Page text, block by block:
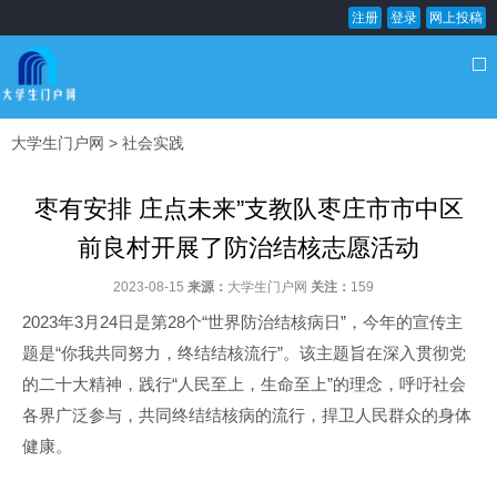
注册 登录 网上投稿
大学生门户网 > 社会实践
枣有安排 庄点未来”支教队枣庄市市中区
前良村开展了防治结核志愿活动
2023-08-15 来源： 大学生门户网 关注： 159
2023年3月24日是第28个“世界防治结核病日”，今年的宣传主
题是“你我共同努力，终结结核流行”。该主题旨在深入贯彻党
的二十大精神，践行“人民至上，生命至上”的理念，呼吁社会
各界广泛参与，共同终结结核病的流行，捍卫人民群众的身体
健康。